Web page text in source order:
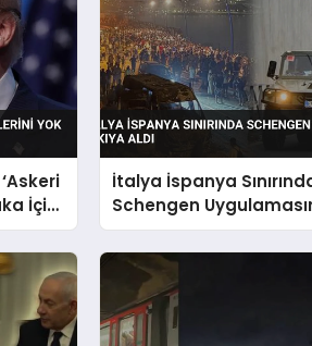
İçin
İtalya İspanya
Schengen
Askıya Aldı